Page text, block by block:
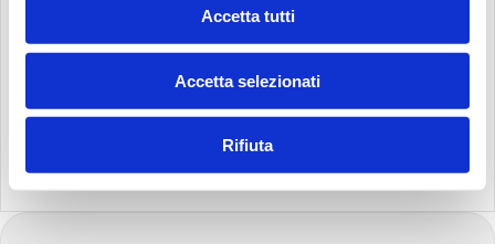
Accetta tutti
Accetta selezionati
Rifiuta